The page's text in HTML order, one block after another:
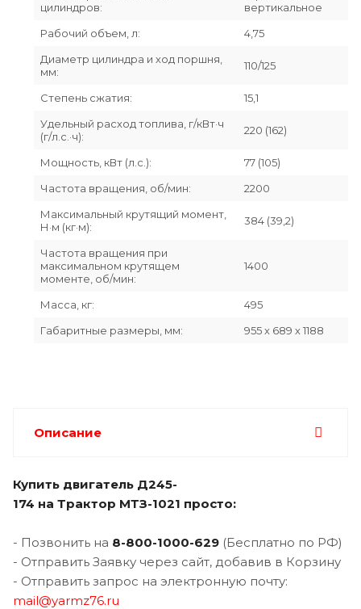
цилиндров:
вертикальное
Рабочий объем, л:
4,75
Диаметр цилиндра и ход поршня,
мм:
110/125
Степень сжатия:
15,1
Удельный расход топлива, г/кВт·ч
(г/л.с.·ч):
220 (162)
Мощность, кВт (л.с.):
77 (105)
Частота вращения, об/мин:
2200
Максимальный крутящий момент,
Н·м (кг·м):
384 (39,2)
Частота вращения при
максимальном крутящем
моменте, об/мин:
1400
Масса, кг:
495
Габаритные размеры, мм:
955 х 689 х 1188
Описание
Купить двигатель Д245-
174 на Трактор МТЗ-1021 просто:
- Позвонить на 8-800-1000-629 (Бесплатно по РФ)
- Отправить Заявку через сайт, добавив в Корзину
- Отправить запрос на электронную почту:
mail@yarmz76.ru